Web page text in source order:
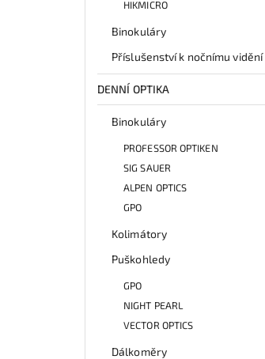
HIKMICRO
Binokuláry
Příslušenství k nočnímu vidění
DENNÍ OPTIKA
Binokuláry
PROFESSOR OPTIKEN
SIG SAUER
ALPEN OPTICS
GPO
Kolimátory
Puškohledy
GPO
NIGHT PEARL
VECTOR OPTICS
Dálkoměry